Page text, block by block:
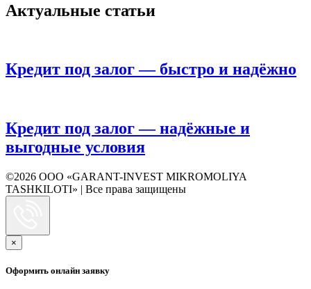
Актуальные статьи
Кредит под залог — быстро и надёжно
Кредит под залог — надёжные и
выгодные условия
©2026 ООО «GARANT-INVEST MIKROMOLIYA
TASHKILOTI» | Все права защищены
×
Оформить онлайн заявку